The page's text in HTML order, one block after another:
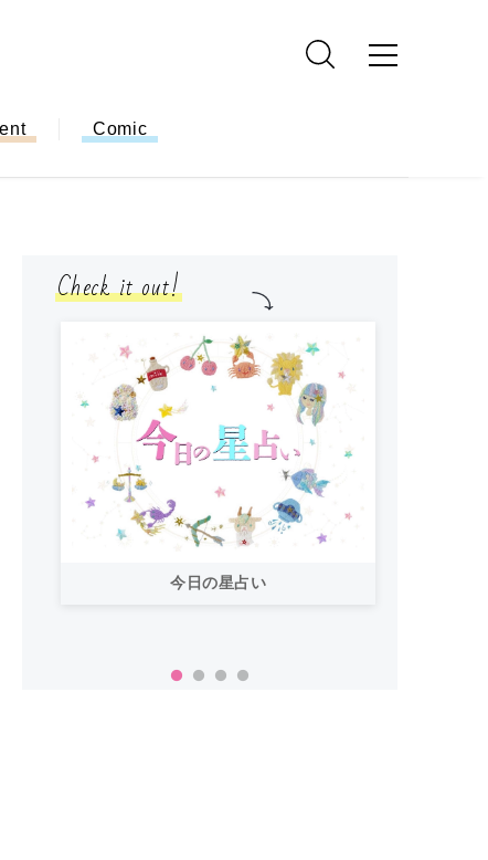
Comic
Check it out!
今日の星占い